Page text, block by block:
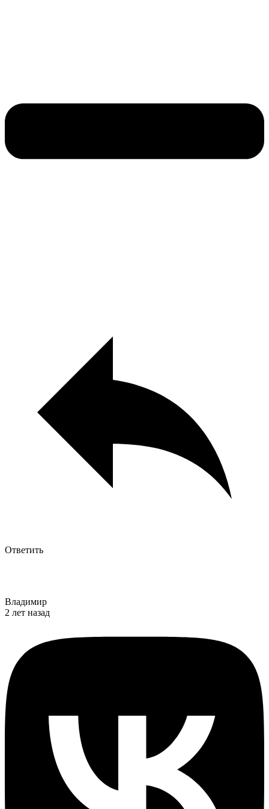
Ответить
Владимир
2 лет назад